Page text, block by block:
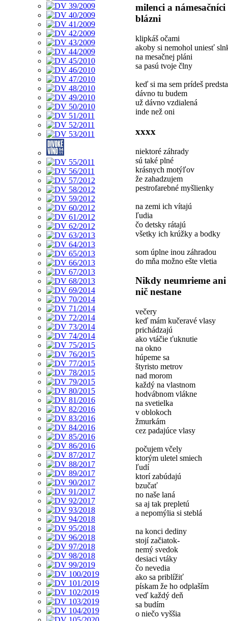
milenci a námesačníci
blázni
klipkáš očami
akoby si nemohol uniesť
na mesačnej pláni
sa pasú tvoje člny
keď si ma sem prídeš
dávno tu budem
už dávno vzdialená
inde než oni
xxxx
niektoré záhrady
sú také plné
krásnych motýľov
že zahadzujem
pestrofarebné myšlienky
na zemi ich vítajú
ľudia
čo detsky rátajú
všetky ich krúžky a bodky
som úplne inou záhradou
do mňa možno ešte vletia
Nikdy neumrieme ani
nič nestane
večery
keď mám kučeravé vlasy
prichádzajú
ako vtáčie ťuknutie
na okno
húpeme sa
štyristo metrov
nad morom
každý na vlastnom
hodvábnom vlákne
na svetielka
v oblokoch
žmurkám
cez padajúce vlasy
počujem včely
ktorým uletel smiech
ľudí
ktorí zabúdajú
bzučať
no naše laná
sa aj tak prepletú
a nepomýlia si steblá
na konci dediny
stojí začiatok-
nemý svedok
desiaci vtáky
čo nevedia
ako sa priblížiť
pískam že ho odplaším
veď každý deň
sa budím
o niečo vyššia